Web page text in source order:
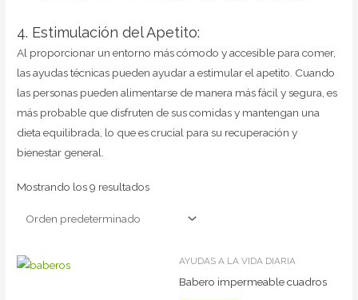
4. Estimulación del Apetito:
Al proporcionar un entorno más cómodo y accesible para comer,
las ayudas técnicas pueden ayudar a estimular el apetito. Cuando
las personas pueden alimentarse de manera más fácil y segura, es
más probable que disfruten de sus comidas y mantengan una
dieta equilibrada, lo que es crucial para su recuperación y
bienestar general.
Mostrando los 9 resultados
AYUDAS A LA VIDA DIARIA
Babero impermeable cuadros